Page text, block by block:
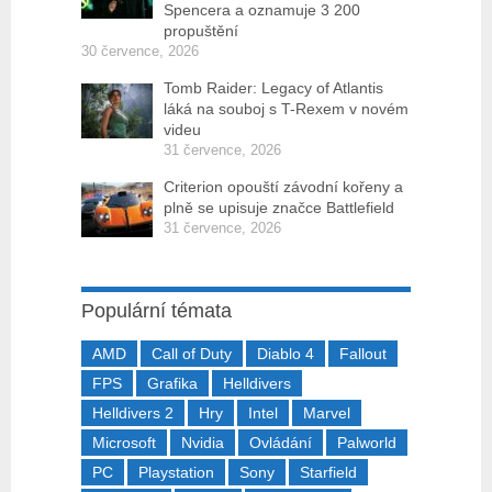
Spencera a oznamuje 3 200
propuštění
30 července, 2026
Tomb Raider: Legacy of Atlantis
láká na souboj s T-Rexem v novém
videu
31 července, 2026
Criterion opouští závodní kořeny a
plně se upisuje značce Battlefield
31 července, 2026
Populární témata
AMD Call of Duty Diablo 4
Fallout
FPS
Grafika
Helldivers
Helldivers 2
Hry Intel
Marvel
Microsoft
Nvidia Ovládání
Palworld
PC
Playstation Sony
Starfield